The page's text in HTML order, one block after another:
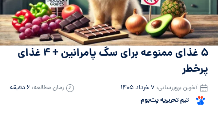
۵ غذای ممنوعه برای سگ پامرانین + ۴ غذای
پرخطر
تیم تحریریه پت‌بوم
آخرین بروزرسانی: ۷ خرداد ۱۴۰۵ زمان مطالعه: ۶ دقیقه